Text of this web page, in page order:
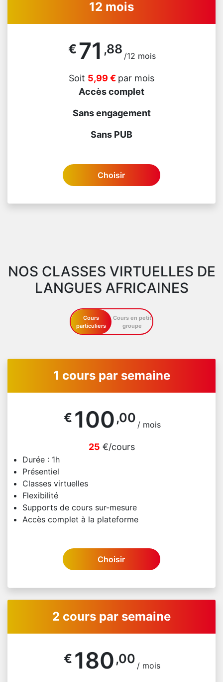
12 mois
€71 ,88 /12 mois
Soit 5,99 € par mois
Accès complet
Sans engagement
Sans PUB
Choisir
NOS CLASSES VIRTUELLES DE
LANGUES AFRICAINES
Cours
particuliers
Cours en petit
groupe
1 cours par semaine
€ 100 ,00 / mois
25 €/cours
Durée : 1h
Présentiel
Classes virtuelles
Flexibilité
Supports de cours sur-mesure
Accès complet à la plateforme
Choisir
2 cours par semaine
€ 180 ,00 / mois